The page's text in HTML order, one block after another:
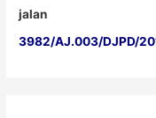
jalan
3982/AJ.003/DJPD/